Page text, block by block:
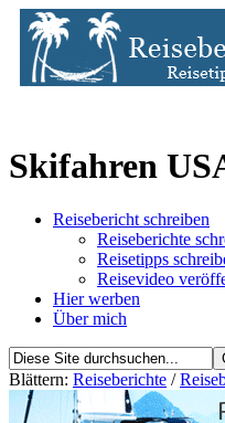
Skifahren
Reisebericht schreiben
Reiseberichte
Reisetipps
Reisevideo
Hier werben
Über mich
Blättern: Reiseberichte /